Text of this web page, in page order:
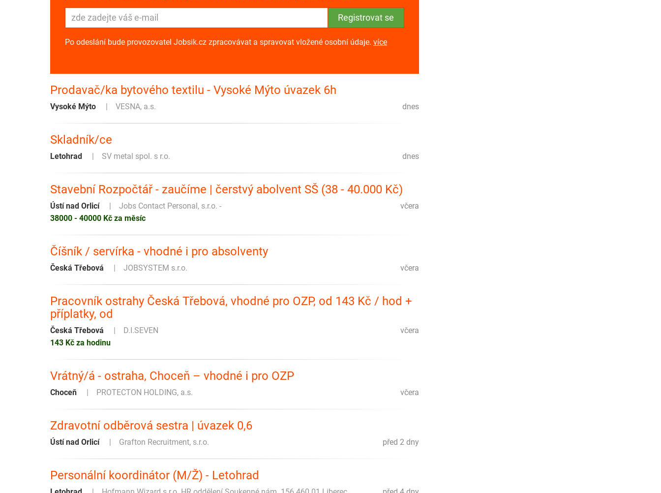
Po odeslání bude provozovatel Jobsik.cz zpracovávat a spravovat vložené osobní údaje. více
Prodavač/ka bytového textilu - Vysoké Mýto úvazek 6h
dnes
Vysoké Mýto VESNA, a.s.
Skladník/ce
dnes
Letohrad SV metal spol. s r.o.
Stavební Rozpočtář - zaučíme | čerstvý abolvent SŠ (38 - 40.000 Kč)
včera
Ústí nad Orlicí
Jobs Contact Personal, s.r.o. -
38000 - 40000 Kč za měsíc
Číšník / servírka - vhodné i pro absolventy
včera
Česká Třebová JOBSYSTEM s.r.o.
Pracovník ostrahy Česká Třebová, vhodné pro OZP, od 143 Kč / hod +
příplatky, od
včera
Česká Třebová
D.I.SEVEN
143 Kč za hodinu
Vrátný/á - ostraha, Choceň – vhodné i pro OZP
včera
Choceň PROTECTON HOLDING, a.s.
Zdravotní odběrová sestra | úvazek 0,6
před 2 dny
Ústí nad Orlicí Grafton Recruitment, s.r.o.
Personální koordinátor (M/Ž) - Letohrad